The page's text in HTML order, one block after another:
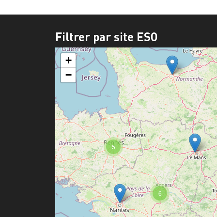
Filtrer par site ESO
6
5
+
−